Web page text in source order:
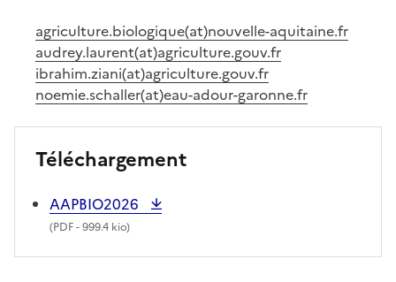
agriculture.biologique(at)nouvelle-aquitaine.fr
audrey.laurent(at)agriculture.gouv.fr
ibrahim.ziani(at)agriculture.gouv.fr
noemie.schaller(at)eau-adour-garonne.fr
Téléchargement
AAPBIO2026
(PDF- 999.4 kio)